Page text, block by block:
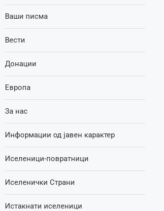
Ваши писма
Вести
Донации
Европа
За нас
Информации од јавен карактер
Иселеници-повратници
Иселенички Страни
Истакнати иселеници